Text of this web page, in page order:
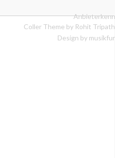
Coller Theme by Rohit
Design by